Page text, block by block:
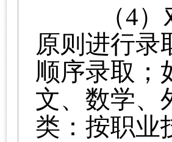
（4）
原则进行录
顺序录取；
文、数学、
类：按职业